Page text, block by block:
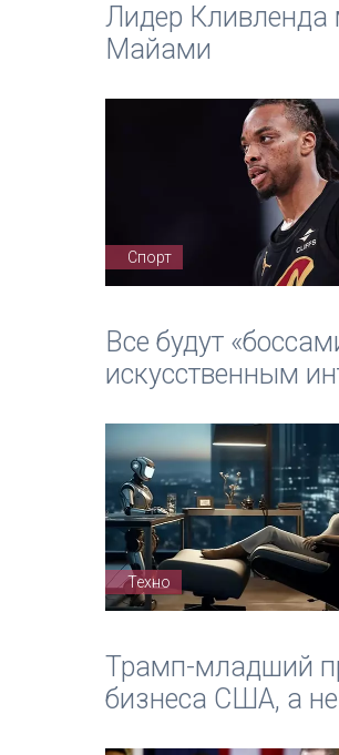
Лидер Кливленда
Майами
Спорт
Все будут
искусственным
Техно
Трамп-младший
бизнеса США, а